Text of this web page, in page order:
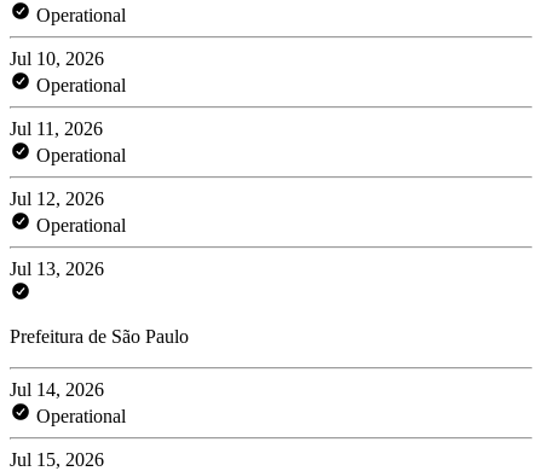
Operational
Jul 10, 2026
Operational
Jul 11, 2026
Operational
Jul 12, 2026
Operational
Jul 13, 2026
Prefeitura de São Paulo
Jul 14, 2026
Operational
Jul 15, 2026